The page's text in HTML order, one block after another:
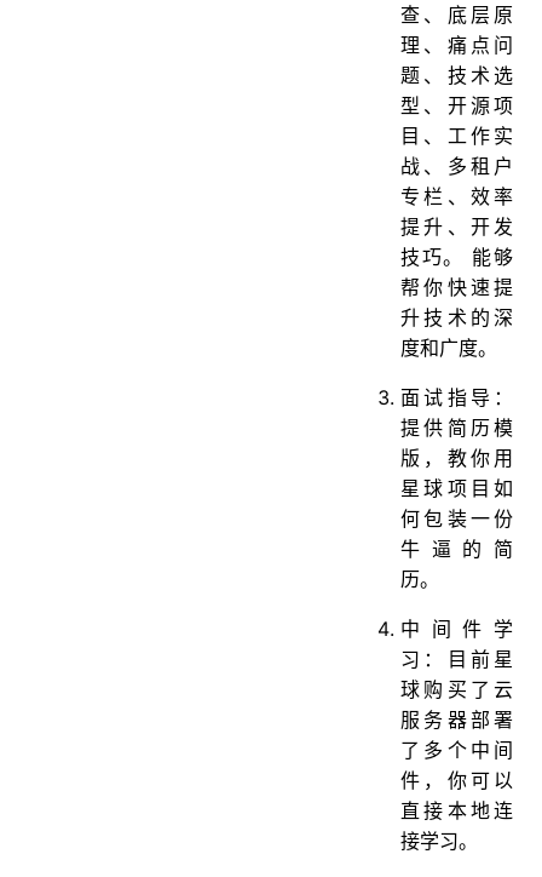
查、底层原
理、痛点问
题、技术选
型、开源项
目、工作实
战、多租户
专栏、效率
提升、开发
技巧。 能够
帮你快速提
升技术的深
度和广度。
面试指导：
提供简历模
版，教你用
星球项目如
何包装一份
牛逼的简
历。
中间件学
习：目前星
球购买了云
服务器部署
了多个中间
件，你可以
直接本地连
接学习。